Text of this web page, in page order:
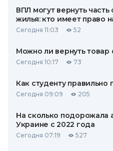
ВПЛ могут вернуть
жилья: кто имеет право
Сегодня 11:03 52
Можно ли вернуть товар
Сегодня 10:17 73
Как студенту
Сегодня 09:09 205
На сколько подорожала
Украине с 2022 года
Сегодня 07:19 527